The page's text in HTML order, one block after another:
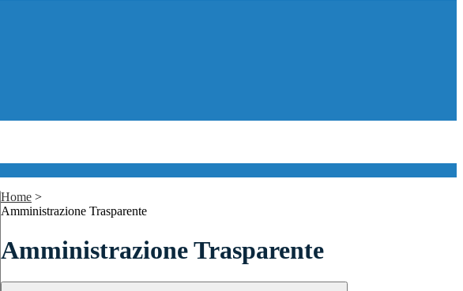
Home >
Amministrazione Trasparente
Amministrazione Trasparente